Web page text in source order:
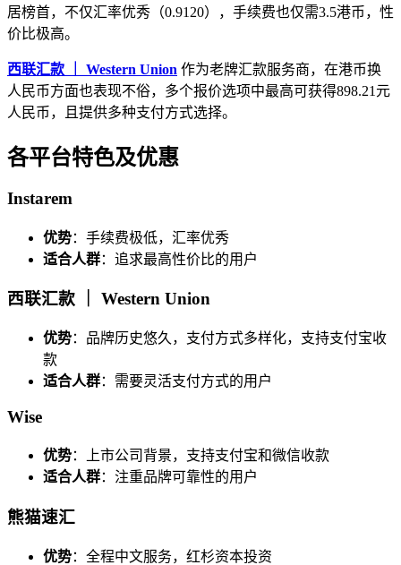
居榜首，不仅汇率优秀（0.9120），手续费也仅需3.5港币，性
价比极高。
西联汇款 ｜ Western Union 作为老牌汇款服务商，在港币换
人民币方面也表现不俗，多个报价选项中最高可获得898.21元
人民币，且提供多种支付方式选择。
各平台特色及优惠
Instarem
优势：手续费极低，汇率优秀
适合人群：追求最高性价比的用户
西联汇款 ｜ Western Union
优势：品牌历史悠久，支付方式多样化，支持支付宝收
款
适合人群：需要灵活支付方式的用户
Wise
优势：上市公司背景，支持支付宝和微信收款
适合人群：注重品牌可靠性的用户
熊猫速汇
优势：全程中文服务，红杉资本投资